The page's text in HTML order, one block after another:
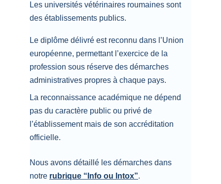
Les universités vétérinaires roumaines sont
des établissements publics.
Le diplôme délivré est reconnu dans l’Union
européenne, permettant l’exercice de la
profession sous réserve des démarches
administratives propres à chaque pays.
La reconnaissance académique ne dépend
pas du caractère public ou privé de
l’établissement mais de son accréditation
officielle.
Nous avons détaillé les démarches dans
notre rubrique “Info ou Intox”.